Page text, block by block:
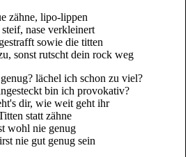
zähne, lipo-lippen
steif, nase verkleinert
sowie die titten
sonst rutscht dein rock weg
lächel ich schon zu viel?
bin ich provokativ?
dir, wie weit geht ihr
statt zähne
wohl nie genug
nie gut genug sein